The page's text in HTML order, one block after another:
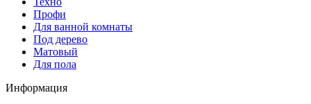
Профи
Для ванной комнаты
Под дерево
Матовый
Для пола
Информация